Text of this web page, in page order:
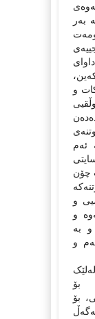
به‌ر
و
ئه‌م
چۆن
و
و
به‌
و
بۆ
بۆ